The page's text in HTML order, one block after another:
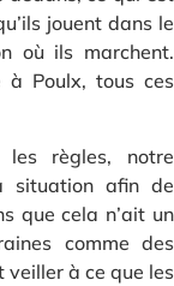
jouent dans le
où ils marchent.
à Poulx, tous ces
règles, notre
situation afin de
que cela n’ait un
comme des
veiller à ce que les